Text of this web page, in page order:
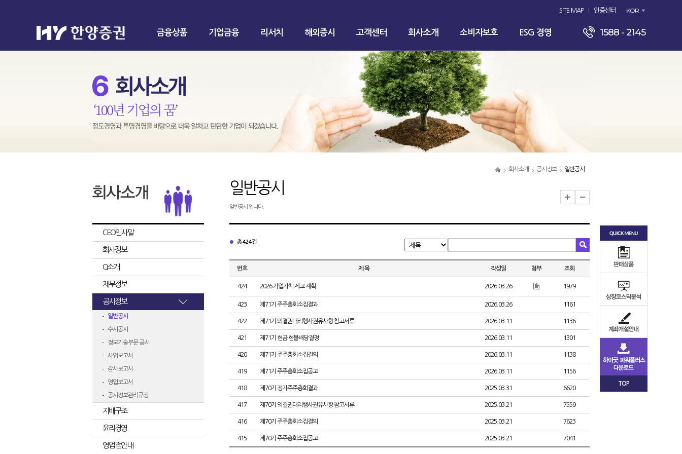
SITE MAP 인증센터 KOR
금융상품 기업금융 리서치 해외증시 고객센터 회사소개 소비자보호 ESG 경영 1588 - 2145
회사소개 공시정보 일반공시
CEO인사말
회사정보
CI소개
재무정보
공시정보
일반공시
수시공시
정보기술부문 공시
사업보고서
감사보고서
영업보고서
공시정보관리규정
지배구조
윤리경영
영업점안내
일반공시
일반공시 입니다.
총 424건
번호 제 목 작성일 첨부 조회
424 2026 기업가치 제고 계획 2026.03.26 1979
423 제71기 주주총회소집결과 2026.03.26 1161
422 제71기 의결권대리행사권유사항 참고서류 2026.03.11 1136
421 제71기 현금·현물배당결정 2026.03.11 1301
420 제71기 주주총회소집결의 2026.03.11 1138
419 제71기 주주총회소집공고 2026.03.11 1156
418 제70기 정기주주총회결과 2025.03.31 6620
417 제70기 의결권대리행사권유사항 참고서류 2025.03.21 7559
416 제70기 주주총회소집결의 2025.03.21 7623
415 제70기 주주총회소집공고 2025.03.21 7041
TOP